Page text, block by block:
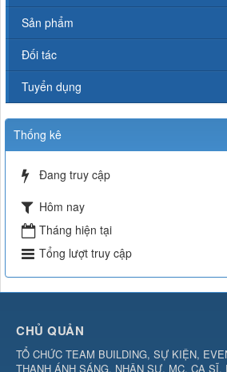
Sản phẩm
Đối tác
Tuyển dụng
Thống kê
Đang truy cập
Hôm nay
Tháng hiện tại
Tổng lượt truy cập
CHỦ QUẢN
TỔ CHỨC TEAM BUILDING, SỰ KIỆN,
THANH ÁNH SÁNG, NHÂN SỰ, MC, CA